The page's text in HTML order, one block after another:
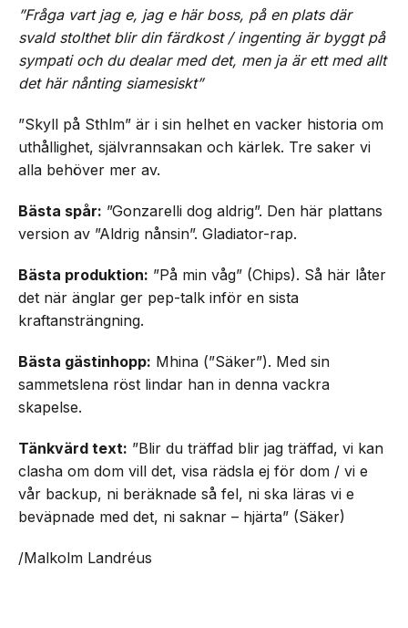
”Fråga vart jag e, jag e här boss, på en plats där
svald stolthet blir din färdkost / ingenting är byggt på
sympati och du dealar med det, men ja är ett med allt
det här nånting siamesiskt”
”Skyll på Sthlm” är i sin helhet en vacker historia om
uthållighet, självrannsakan och kärlek. Tre saker vi
alla behöver mer av.
Bästa spår: ”Gonzarelli dog aldrig”. Den här plattans
version av ”Aldrig nånsin”. Gladiator-rap.
Bästa produktion: ”På min våg” (Chips). Så här låter
det när änglar ger pep-talk inför en sista
kraftansträngning.
Bästa gästinhopp: Mhina (”Säker”). Med sin
sammetslena röst lindar han in denna vackra
skapelse.
Tänkvärd text: ”Blir du träffad blir jag träffad, vi kan
clasha om dom vill det, visa rädsla ej för dom / vi e
vår backup, ni beräknade så fel, ni ska läras vi e
beväpnade med det, ni saknar – hjärta” (Säker)
/Malkolm Landréus